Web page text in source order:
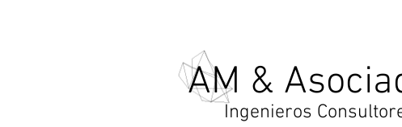
AM &
Ingenieros